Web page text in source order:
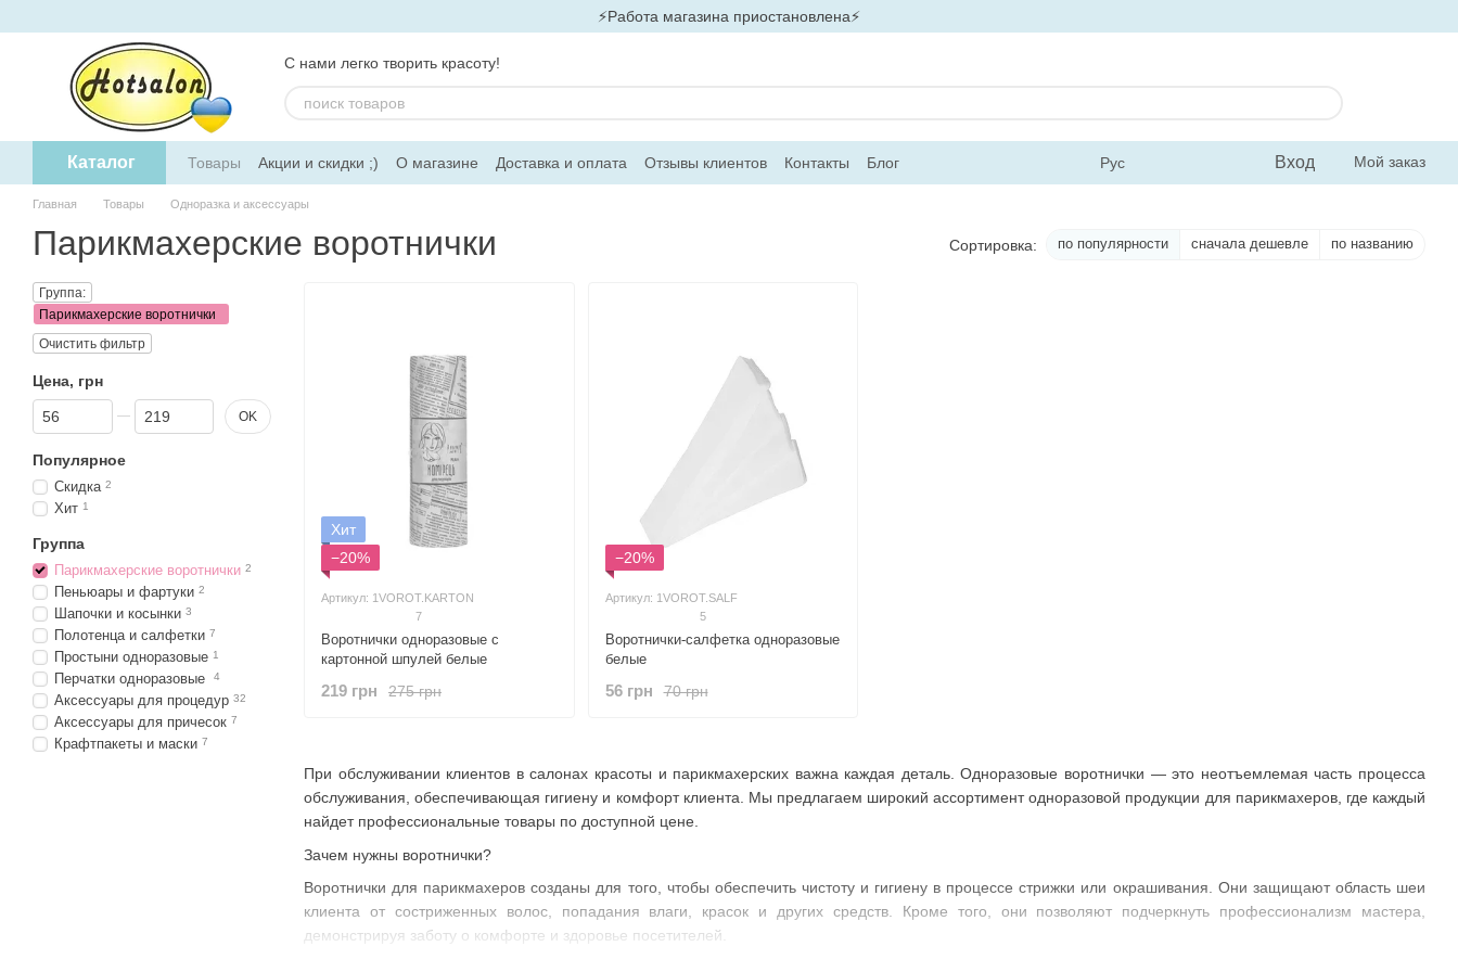
⚡Работа магазина приостановлена⚡
С нами легко творить красоту!
Каталог Товары Акции и скидки ;) О магазине Доставка и оплата Отзывы клиентов Контакты Блог Рус Вход Мой заказ
Главная Товары Одноразка и аксессуары
Парикмахерские воротнички Сортировка: по популярности сначала дешевле по названию
При обслуживании клиентов в салонах красоты и парикмахерских важна каждая деталь. Одноразовые воротнички — это неотъемлемая часть процесса
обслуживания, обеспечивающая гигиену и комфорт клиента. Мы предлагаем широкий ассортимент одноразовой продукции для парикмахеров, где каждый
найдет профессиональные товары по доступной цене.
Зачем нужны воротнички?
Воротнички для парикмахеров созданы для того, чтобы обеспечить чистоту и гигиену в процессе стрижки или окрашивания. Они защищают область шеи
клиента от состриженных волос, попадания влаги, красок и других средств. Кроме того, они позволяют подчеркнуть профессионализм мастера,
демонстрируя заботу о комфорте и здоровье посетителей.
Хит
−20%
Артикул: 1VOROT.KARTON
7
Воротнички одноразовые с
картонной шпулей белые
275 грн
219 грн
−20%
Артикул: 1VOROT.SALF
5
Воротнички-салфетка одноразовые
белые
70 грн
56 грн
Группа:
Парикмахерские воротнички
Очистить фильтр
Цена, грн
От Цена, грн
До Цена, грн OK
Популярное
Скидка 2
Хит 1
Группа
Парикмахерские воротнички 2
Пеньюары и фартуки 2
Шапочки и косынки 3
Полотенца и салфетки 7
Простыни одноразовые 1
Перчатки одноразовые 4
Аксессуары для процедур 32
Аксессуары для причесок 7
Крафтпакеты и маски 7